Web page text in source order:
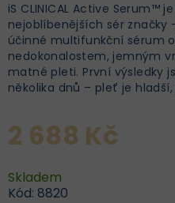
iS CLINICAL Active Serum™
nejoblíbenějších sér
účinné multifunkční sérum
nedokonalostem, jemným
matné pleti. První výsledky
několika dnů – pleť je
2 688 Kč
Skladem
Kód: 8820